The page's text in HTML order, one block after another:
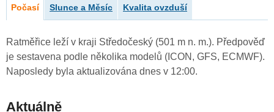
Počasí Slunce a Měsíc Kvalita ovzduší
Ratměřice leží v kraji Středočeský (501 m n. m.). Předpověď
je sestavena podle několika modelů (ICON, GFS, ECMWF).
Naposledy byla aktualizována dnes v 12:00.
Aktuálně